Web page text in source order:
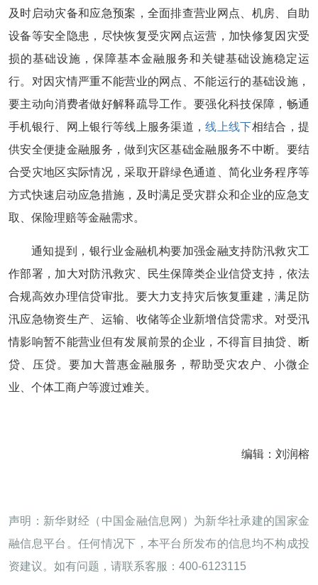
及时启动灾备和应急预案，全面排查营业网点、机房、自助
设备等安全隐患，尽快恢复受灾网点运营，加快修复因灾受
损的基础设施，保障基本金融服务和关键基础设施稳定运
行。对因灾情严重不能营业的网点、不能运行的基础设施，
要主动向消费者做好解释疏导工作。要强化科技保障，畅通
手机银行、网上银行等线上服务渠道，线上线下相结合，提
供安全便捷金融服务，做到灾区基础金融服务不中断。要结
合受灾地区实际情况，采取开辟绿色通道、简化业务程序等
方式快速启动应急措施，及时满足受灾群众和企业的应急支
取、保险理赔等金融需求。
通知提到，银行业金融机构要加强金融支持防汛救灾工
作部署，加大对防汛救灾、民生保障类企业信贷支持，依法
合规高效办理信贷审批。要大力支持灾后恢复重建，满足防
汛应急物资生产、运输、收储等企业新增信贷需求。对受汛
情影响暂不能营业但有发展前景的企业，不得盲目抽贷、断
贷、压贷。要加大普惠金融服务，帮助受灾农户、小微企
业、个体工商户等渡过难关。
编辑：刘润榕
声明：新华财经（中国金融信息网）为新华社承建的国家金
融信息平台。任何情况下，本平台所发布的信息均不构成投
资建议。如有问题，请联系客服：400-6123115